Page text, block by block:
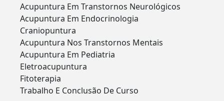
Acupuntura Em Transtornos Neurológicos
Acupuntura Em Endocrinologia
Craniopuntura
Acupuntura Nos Transtornos Mentais
Acupuntura Em Pediatria
Eletroacupuntura
Fitoterapia
Trabalho E Conclusão De Curso